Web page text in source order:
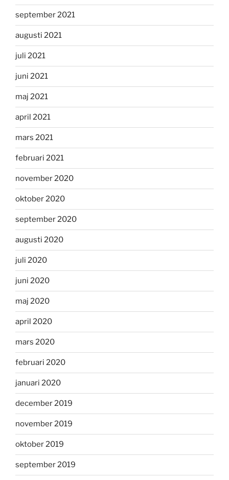
september 2021
augusti 2021
juli 2021
juni 2021
maj 2021
april 2021
mars 2021
februari 2021
november 2020
oktober 2020
september 2020
augusti 2020
juli 2020
juni 2020
maj 2020
april 2020
mars 2020
februari 2020
januari 2020
december 2019
november 2019
oktober 2019
september 2019